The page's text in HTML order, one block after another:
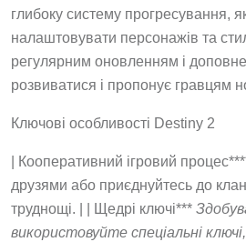
глибоку систему прогресування,
налаштовувати персонажів та
регулярним оновленням і
розвиватися і пропонує гравцям
Ключові особливості Destiny 2
| Кооперативний ігровий
друзями або приєднуйтесь до
труднощі. | | Щедрі ключі***
використовуйте спеціальні